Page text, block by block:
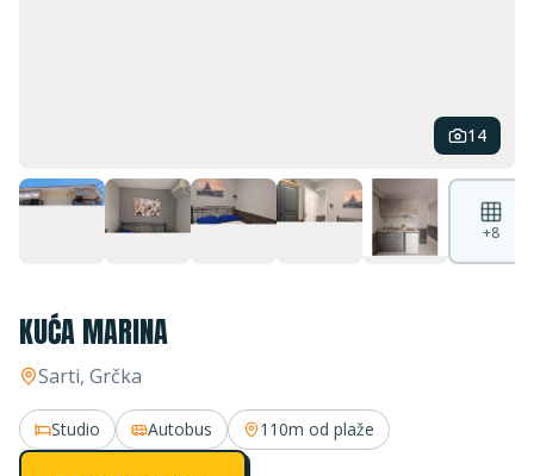
14
+8
KUĆA MARINA
Sarti, Grčka
Studio Autobus 110m od plaže